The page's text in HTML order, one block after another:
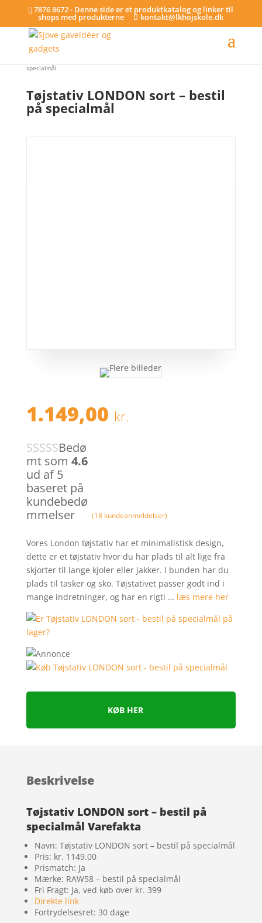
7876 8672 - Denne side er et produktkatalog og linker til
shops med produkterne kontakt@lkhojskole.dk
specialmål
Tøjstativ LONDON sort – bestil
på specialmål
1.149,00 kr.
Bedø
mt som 4.6
ud af 5
baseret på
kundebedø
mmelser
(18kundeanmeldelser)
Vores London tøjstativ har et minimalistisk design,
dette er et tøjstativ hvor du har plads til alt lige fra
skjorter til lange kjoler eller jakker. I bunden har du
plads til tasker og sko. Tøjstativet passer godt ind i
mange indretninger, og har en rigti … læs mere her
KØB HER
Beskrivelse
Tøjstativ LONDON sort – bestil på
specialmål Varefakta
Navn: Tøjstativ LONDON sort – bestil på specialmål
Pris: kr. 1149.00
Prismatch: Ja
Mærke: RAW58 – bestil på specialmål
Fri Fragt: Ja, ved køb over kr. 399
Direkte link
Fortrydelsesret: 30 dage